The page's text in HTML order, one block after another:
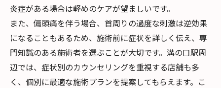
炎症がある場合は軽めのケアが望ましいです。
また、偏頭痛を伴う場合、首周りの過度な刺激は逆効果
になることもあるため、施術前に症状を詳しく伝え、専
門知識のある施術者を選ぶことが大切です。溝の口駅周
辺では、症状別のカウンセリングを重視する店舗も多
く、個別に最適な施術プランを提案してもらえます。こ